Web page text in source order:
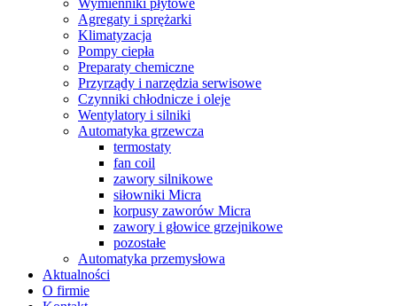
Wymienniki płytowe
Agregaty i sprężarki
Klimatyzacja
Pompy ciepła
Preparaty chemiczne
Przyrządy i narzędzia serwisowe
Czynniki chłodnicze i oleje
Wentylatory i silniki
Automatyka grzewcza
termostaty
fan coil
zawory silnikowe
siłowniki Micra
korpusy zaworów Micra
zawory i głowice grzejnikowe
pozostałe
Automatyka przemysłowa
Aktualności
O firmie